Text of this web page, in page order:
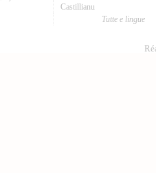
Castillianu
Tutte e lingue